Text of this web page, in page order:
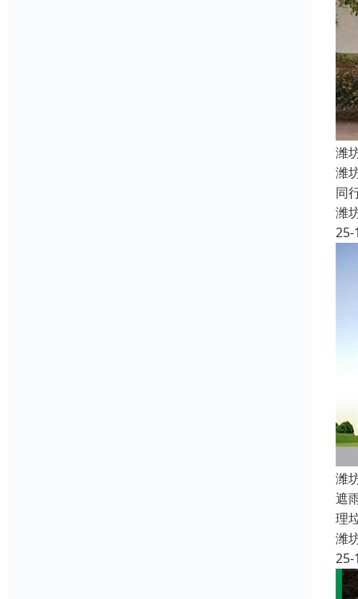
潍
潍
同
潍
25-
潍
遮
理
潍
25-